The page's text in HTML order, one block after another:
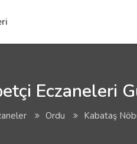
Eczaneleri
Ordu Kabataş